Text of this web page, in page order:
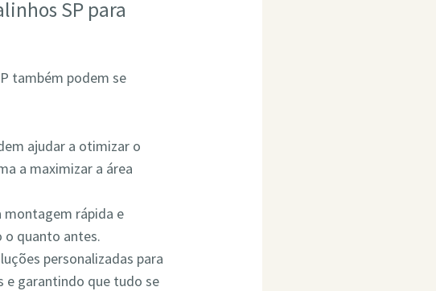
SP para
também podem se
ajudar a otimizar o
a maximizar a área
montagem rápida e
quanto antes.
personalizadas para
e garantindo que tudo se